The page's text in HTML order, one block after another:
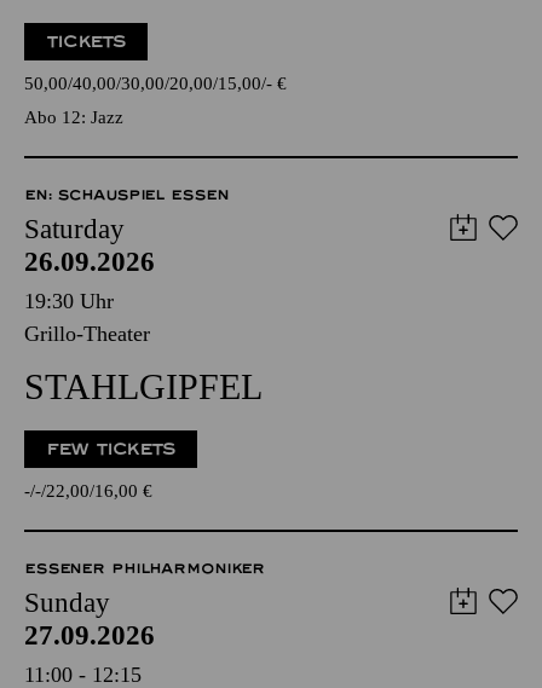
TICKETS
50,00 40,00 30,00 20,00 15,00 - €
Abo 12: Jazz
EN: SCHAUSPIEL ESSEN
Saturday
26.09.2026
19:30 Uhr
Grillo-Theater
STAHLGIPFEL
FEW TICKETS
- - 22,00 16,00 €
ESSENER PHILHARMONIKER
Sunday
27.09.2026
11:00 - 12:15